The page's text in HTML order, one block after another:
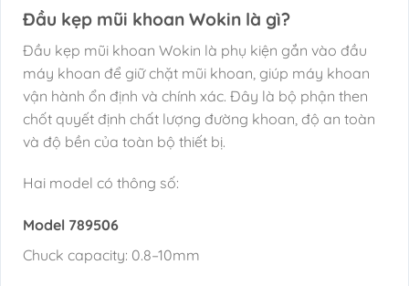
Đầu kẹp mũi khoan Wokin là gì?
Đầu kẹp mũi khoan Wokin là phụ kiện gắn vào đầu
máy khoan để giữ chặt mũi khoan, giúp máy khoan
vận hành ổn định và chính xác. Đây là bộ phận then
chốt quyết định chất lượng đường khoan, độ an toàn
và độ bền của toàn bộ thiết bị.
Hai model có thông số:
Model 789506
Chuck capacity: 0.8–10mm